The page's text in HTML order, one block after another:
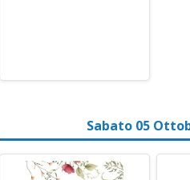
Sabato 05